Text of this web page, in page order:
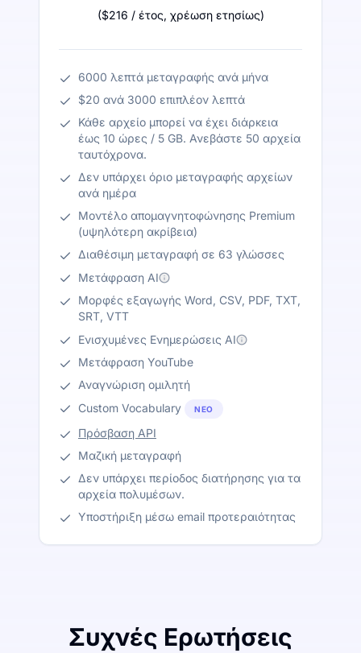
($216 / έτος, χρέωση ετησίως)
6000 λεπτά μεταγραφής ανά μήνα
$20 ανά 3000 επιπλέον λεπτά
Κάθε αρχείο μπορεί να έχει διάρκεια
έως 10 ώρες / 5 GB. Ανεβάστε 50 αρχεία
ταυτόχρονα.
Δεν υπάρχει όριο μεταγραφής αρχείων
ανά ημέρα
Μοντέλο απομαγνητοφώνησης Premium
(υψηλότερη ακρίβεια)
Διαθέσιμη μεταγραφή σε 63 γλώσσες
Μετάφραση AI
Μορφές εξαγωγής Word, CSV, PDF, TXT,
SRT, VTT
Ενισχυμένες Ενημερώσεις AI
Μετάφραση YouTube
Αναγνώριση ομιλητή
Custom Vocabulary
ΝΈΟ
Πρόσβαση API
Μαζική μεταγραφή
Δεν υπάρχει περίοδος διατήρησης για τα
αρχεία πολυμέσων.
Υποστήριξη μέσω email προτεραιότητας
Συχνές Ερωτήσεις